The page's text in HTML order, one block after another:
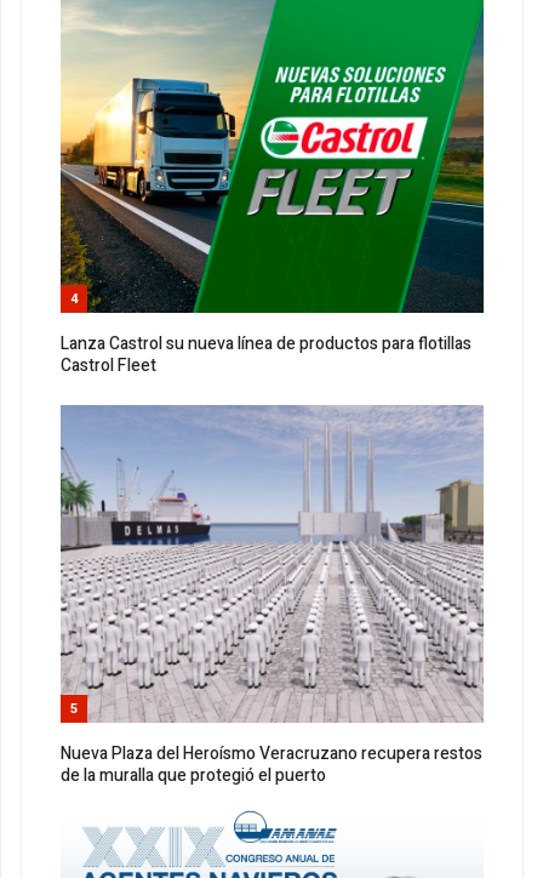
4
Lanza Castrol su nueva línea de productos para flotillas
Castrol Fleet
5
Nueva Plaza del Heroísmo Veracruzano recupera restos
de la muralla que protegió el puerto